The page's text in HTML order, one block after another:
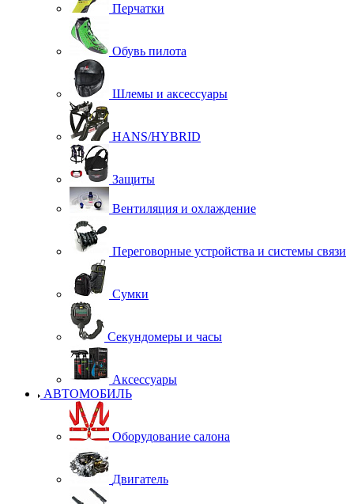
Перчатки
Обувь пилота
Шлемы и аксессуары
HANS/HYBRID
Защиты
Вентиляция и охлаждение
Переговорные устройства и системы связи
Сумки
Секундомеры и часы
Аксессуары
АВТОМОБИЛЬ
Оборудование салона
Двигатель